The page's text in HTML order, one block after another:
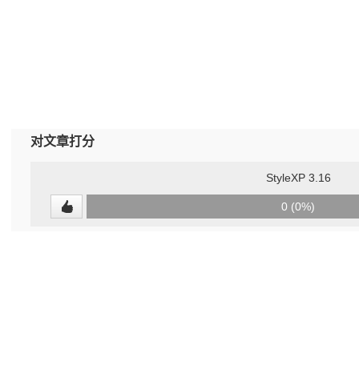
对文章打分
StyleXP 3.16
0 (0%)